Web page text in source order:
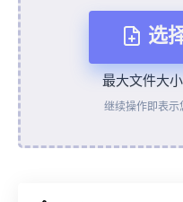
选
从设
最大文件大
继续操作即表示